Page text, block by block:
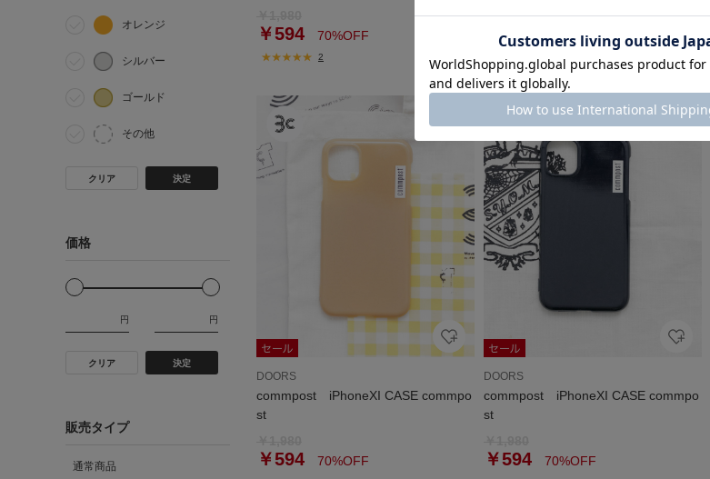
オレンジ
シルバー
ゴールド
その他
クリア 決定
価格
円 円
クリア 決定
販売タイプ
通常商品
￥594 70%OFF
2
￥1,980
￥59470%OFF
DOORS
commpost iPhoneXI CASE commpo
st
￥594 70%OFF
DOORS
commpost iPhoneXI CASE commpo
st
￥594 70%OFF